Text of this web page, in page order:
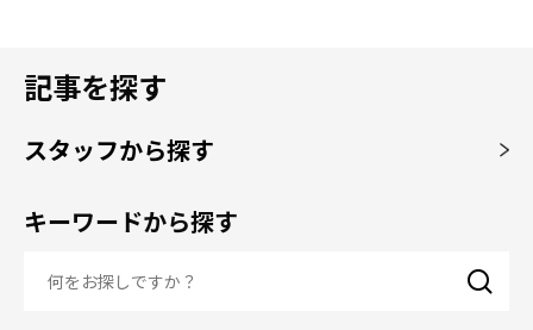
記事を探す
スタッフから探す
キーワードから探す